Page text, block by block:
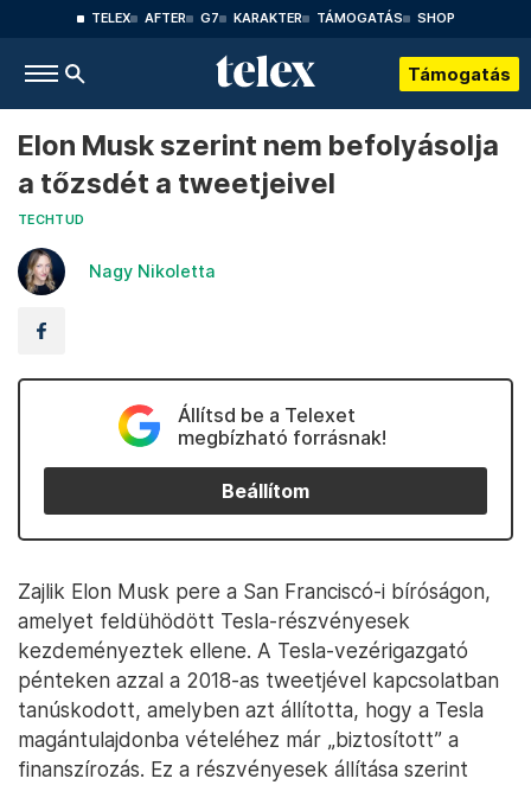
TELEX AFTER G7 KARAKTER TÁMOGATÁS SHOP
Támogatás
Elon Musk szerint nem befolyásolja
a tőzsdét a tweetjeivel
TECHTUD
Nagy Nikoletta
Állítsd be a Telexet
megbízható forrásnak!
Beállítom
Zajlik Elon Musk pere a San Franciscó-i bíróságon,
amelyet feldühödött Tesla-részvényesek
kezdeményeztek ellene. A Tesla-vezérigazgató
pénteken azzal a 2018-as tweetjével kapcsolatban
tanúskodott, amelyben azt állította, hogy a Tesla
magántulajdonba vételéhez már „biztosított” a
finanszírozás. Ez a részvényesek állítása szerint